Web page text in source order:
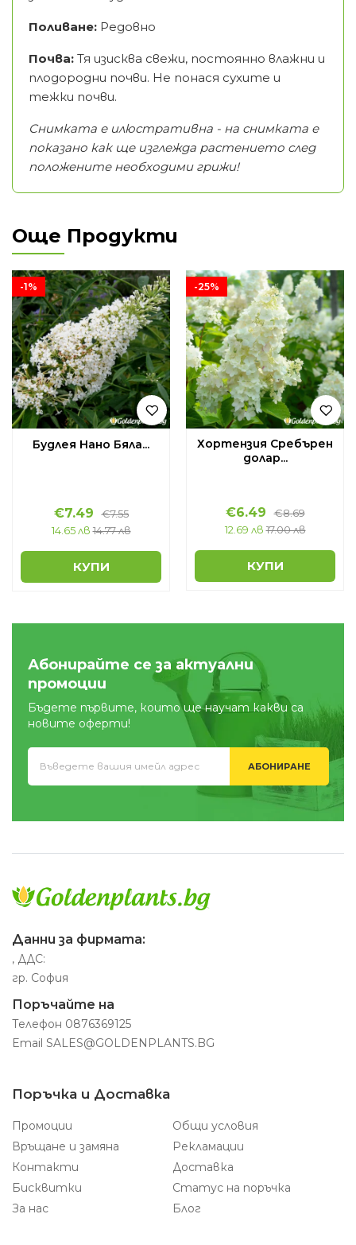
Поливане: Редовно
Почва: Тя изисква свежи, постоянно влажни и
плодородни почви. Не понася сухите и
тежки почви.
Снимката е илюстративна - на снимката е
показано как ще изглежда растението след
положените необходими грижи!
Още Продукти
-1%
Будлея Нано Бяла...
€7.49 €7.55
14.65 лв 14.77 лв
КУПИ
-25%
Хортензия Сребърен
долар...
€6.49 €8.69
12.69 лв 17.00 лв
КУПИ
Абонирайте се за актуални
промоции
Бъдете първите, които ще научат какви са
новите оферти!
АБОНИРАНЕ
Данни за фирмата:
, ДДС:
гр. София
Поръчайте на
Телефон 0876369125
Email SALES@GOLDENPLANTS.BG
Поръчка и Доставка
Промоции
Общи условия
Връщане и замяна
Рекламации
Контакти
Доставка
Бисквитки
Статус на поръчка
За нас
Блог